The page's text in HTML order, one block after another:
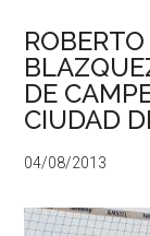
DE
CIUDAD
04/08/2013